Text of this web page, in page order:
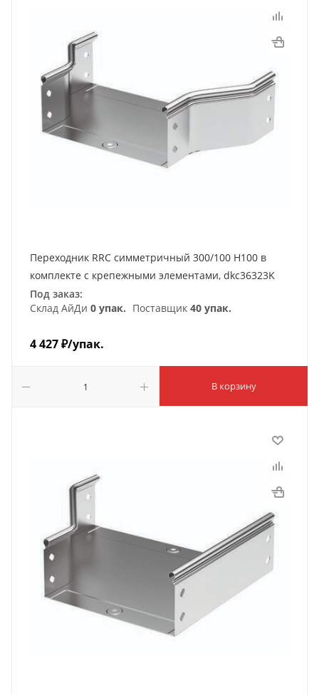
Переходник RRC симметричный 300/100 H100 в
комплекте с крепежными элементами, dkc36323K
Под заказ:
Склад АйДи 0 упак. Поставщик 40 упак.
4 427₽/упак.
В корзину